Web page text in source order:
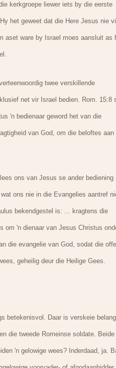
kerkgroepe liewer iets by die eerste
het geweet dat die Here Jesus nie
aset ware by Israel moes aansluit as
twee verskillende
net vir Israel bedien. Rom. 15:8
'n bedienaar geword het van die
van God, om die beloftes aan
ons van Jesus se ander bediening
ons nie in die Evangelies aantref
bekendgestel is: ... kragtens die
om 'n dienaar van Jesus Christus
die evangelie van God, sodat die
geheilig deur die Heilige Gees.
betekenisvol. Daar is verskeie
die tweede Romeinse soldate. Beide
'n gelowige wees? Inderdaad, ja.